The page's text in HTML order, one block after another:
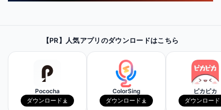
最新・人気の配信機材情報を
チェックしてみよう！
Amazonで見てみる
【PR】人気アプリのダウンロードはこちら
Pococha
ダウンロード
ColorSing
ダウンロード
ピカピカ
ダウンロード